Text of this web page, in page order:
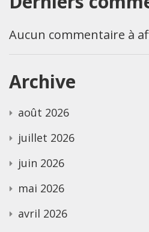
Aucun commentaire à
Archive
août 2026
juillet 2026
juin 2026
mai 2026
avril 2026